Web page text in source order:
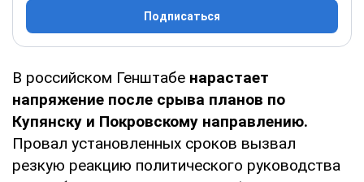
Подписаться
В российском Генштабе нарастает
напряжение после срыва планов по
Купянску и Покровскому направлению.
Провал установленных сроков вызвал
резкую реакцию политического руководства